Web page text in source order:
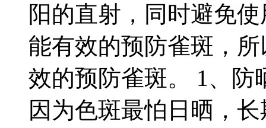
阳的直射，同时避免
能有效的预防雀斑，
效的预防雀斑。 1、防
因为色斑最怕日晒，